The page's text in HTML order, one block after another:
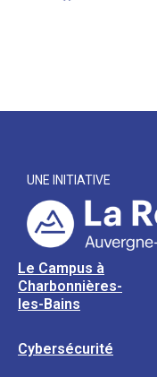
UNE INITIATIVE
Le Campus à
Charbonnières-
les-Bains
Cybersécurité